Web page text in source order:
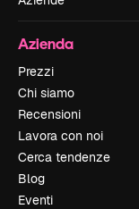
Azienda
Prezzi
Chi siamo
Recensioni
Lavora con noi
Cerca tendenze
Blog
Eventi